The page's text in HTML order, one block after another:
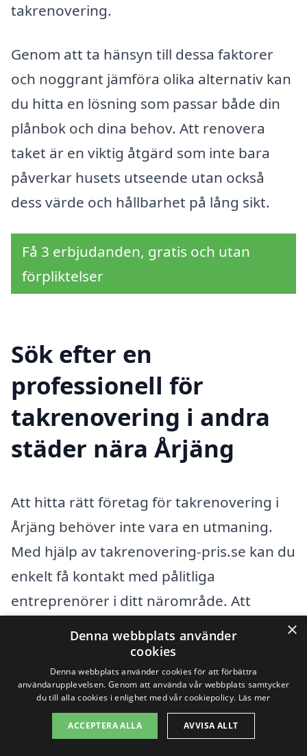
takrenovering.
Genom att ta hänsyn till dessa faktorer
och noggrant jämföra olika alternativ kan
du hitta en lösning som passar både din
plånbok och dina behov. Att renovera
taket är en viktig åtgärd som inte bara
påverkar husets utseende utan också
dess värde och hållbarhet på lång sikt.
Få 3 erbjudanden, gratis och utan
förpliktelser
Sök efter en
professionell för
takrenovering i andra
städer nära Årjäng
Att hitta rätt företag för takrenovering i
Årjäng behöver inte vara en utmaning.
Med hjälp av takrenovering-pris.se kan du
enkelt få kontakt med pålitliga
entreprenörer i ditt närområde. Att
ditt hem och det är avgörande att arbeta
med professionella som har erfarenhet
och kunskap inom området. Genom vår
plattform kan du jämföra olika offerter
×
Denna webbplats använder
cookies
Denna webbplats använder cookies för att förbättra
användarupplevelsen. Genom att använda vår webbplats samtycker
du till alla cookies i enlighet med vår cookiepolicy. Läs mer
ACCEPTERA ALLA AVVISA ALLT